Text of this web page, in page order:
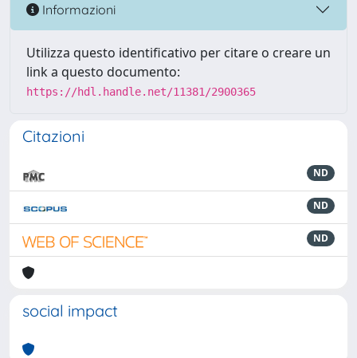
Informazioni
Utilizza questo identificativo per citare o creare un
link a questo documento:
https://hdl.handle.net/11381/2900365
Citazioni
ND
ND
ND
social impact